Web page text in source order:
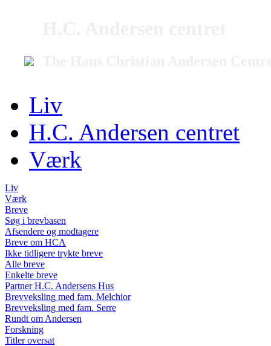
Liv
H.C. Andersen centret
Værk
Liv
Værk
Breve
Søg i brevbasen
Afsendere og modtagere
Breve om HCA
Ikke tidligere trykte breve
Alle breve
Enkelte breve
Partner H.C. Andersens Hus
Brevveksling med fam. Melchior
Brevveksling med fam. Serre
Rundt om Andersen
Forskning
Titler oversat